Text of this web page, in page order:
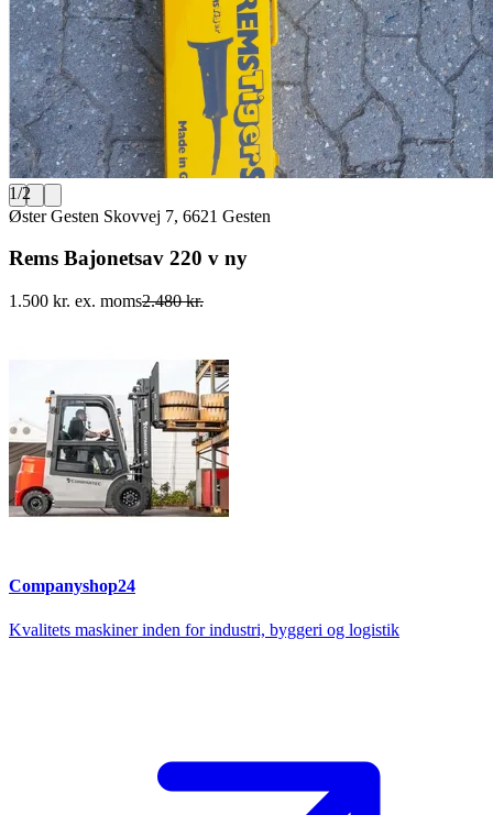
1/2
Øster Gesten Skovvej 7, 6621 Gesten
Rems Bajonetsav 220 v ny
1.500 kr. ex. moms2.480 kr.
Companyshop24
Kvalitets maskiner inden for industri, byggeri og logistik